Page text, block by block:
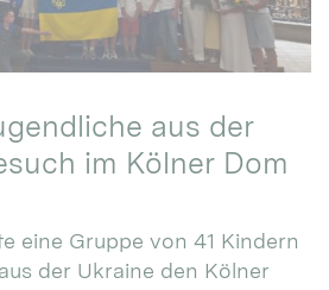
aus der
im Kölner Dom
eine Gruppe von 41 Kindern
der Ukraine den Kölner